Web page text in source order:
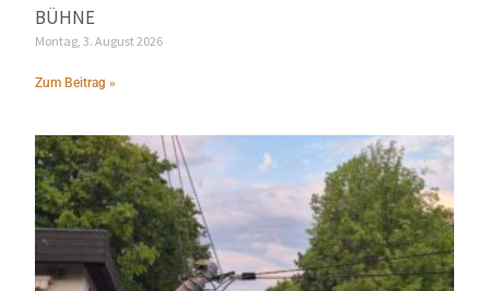
BÜHNE
Montag, 3. August 2026
Zum Beitrag »